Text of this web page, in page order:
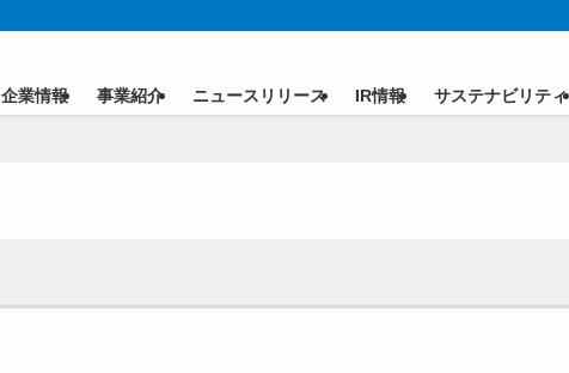
企業情報 事業紹介 ニュースリリース IR情報 サステナビリティ